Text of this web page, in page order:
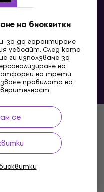
на бисквитки
за да гарантираме
уебсайт. След като
ги използваме за
на
на трети
правилата на
.
се
a.s.